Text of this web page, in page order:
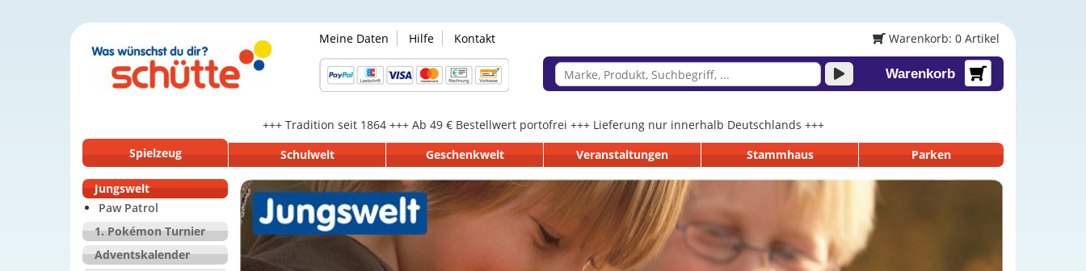
Meine Daten Hilfe Kontakt Warenkorb: 0 Artikel
Warenkorb
+++ Tradition seit 1864 +++ Ab 49 € Bestellwert portofrei +++ Lieferung nur innerhalb Deutschlands +++
Spielzeug
Schulwelt Geschenkwelt Veranstaltungen Stammhaus Parken
Jungswelt
Paw Patrol
1. Pokémon Turnier
Adventskalender